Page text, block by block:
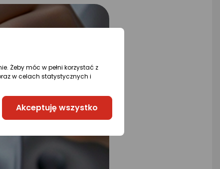
Żeby móc w pełni korzystać z
w celach statystycznych i
Akceptuję wszystko